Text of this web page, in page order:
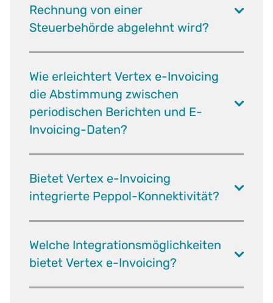
Rechnung von einer
Steuerbehörde abgelehnt wird?
Wie erleichtert Vertex e-Invoicing
die Abstimmung zwischen
periodischen Berichten und E-
Invoicing-Daten?
Bietet Vertex e-Invoicing
integrierte Peppol-Konnektivität?
Welche Integrationsmöglichkeiten
bietet Vertex e-Invoicing?